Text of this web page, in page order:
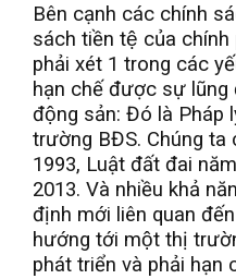
Bên cạnh các chính
sách tiền tệ của chính
phải xét 1 trong các
hạn chế được sự
động sản: Đó là Pháp
trường BĐS. Chúng ta
1993, Luật đất đai
2013. Và nhiều khả
định mới liên quan
hướng tới một thị
phát triển và phải hạn